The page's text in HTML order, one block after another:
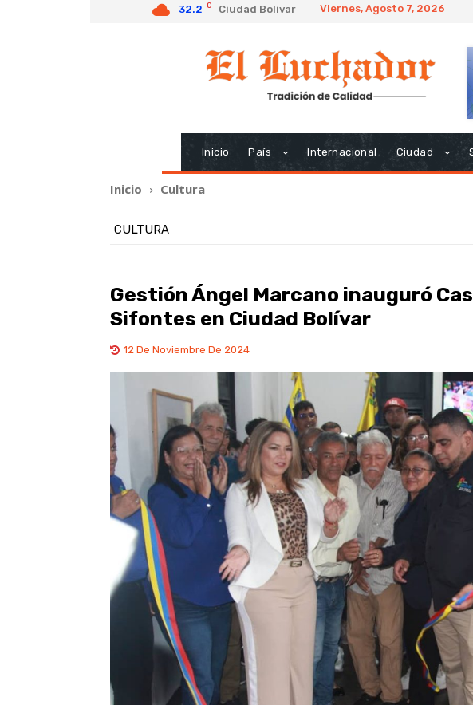
32.2 C Ciudad Bolivar Viernes, Agosto 7, 2026
Inicio País Internacional Ciudad
Inicio Cultura
CULTURA
Gestión Ángel Marcano inauguró
Sifontes en Ciudad Bolívar
12 De Noviembre De 2024